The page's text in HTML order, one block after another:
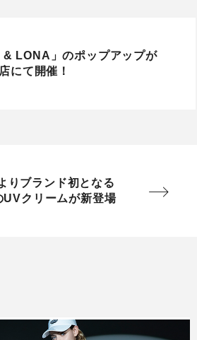
& LONA」のポップアップが
にて開催！
りブランド初となる
UVクリームが新登場